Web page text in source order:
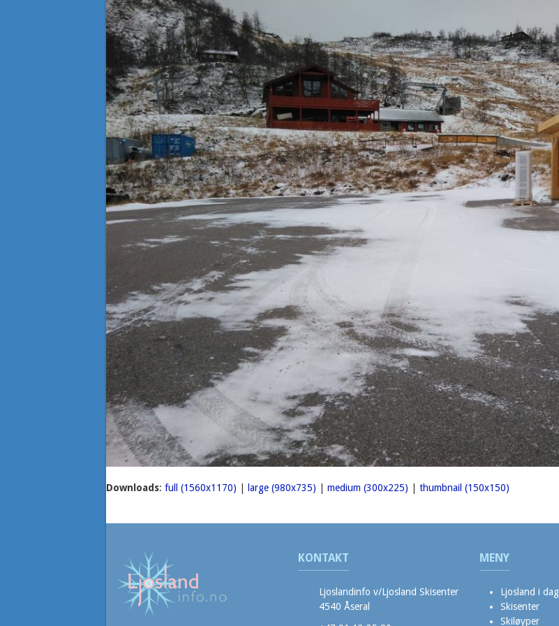
Downloads: full (1560x1170) large (980x735) medium (300x225) thumbnail (150x150)
KONTAKT
Ljoslandinfo v/Ljosland Skisenter
4540 Åseral
MENY
Ljosland i dag
Skisenter
Skiløyper